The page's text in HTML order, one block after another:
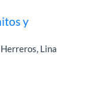
y
Lina